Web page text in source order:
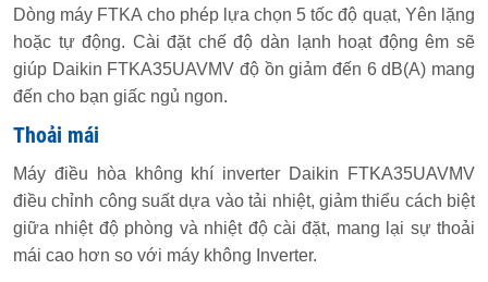
Dòng máy FTKA cho phép lựa chọn 5 tốc độ quạt, Yên lặng
hoặc tự động. Cài đặt chế độ dàn lạnh hoạt động êm sẽ
giúp Daikin FTKA35UAVMV độ ồn giảm đến 6 dB(A) mang
đến cho bạn giấc ngủ ngon.
Thoải mái
Máy điều hòa không khí inverter Daikin FTKA35UAVMV
điều chỉnh công suất dựa vào tải nhiệt, giảm thiểu cách biệt
giữa nhiệt độ phòng và nhiệt độ cài đặt, mang lại sự thoải
mái cao hơn so với máy không Inverter.